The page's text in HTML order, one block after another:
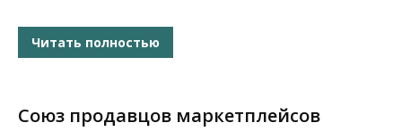
Читать полностью
Союз продавцов маркетплейсов